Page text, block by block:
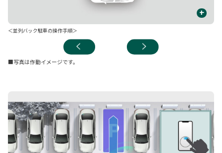
+
＜並列バック駐車の操作手順＞
■写真は作動イメージです。